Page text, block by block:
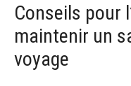
Conseils pour
maintenir un
voyage